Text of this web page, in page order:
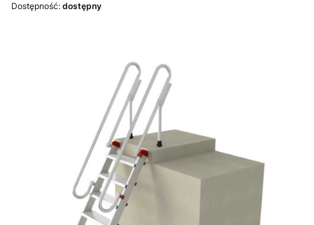
Dostępność: dostępny